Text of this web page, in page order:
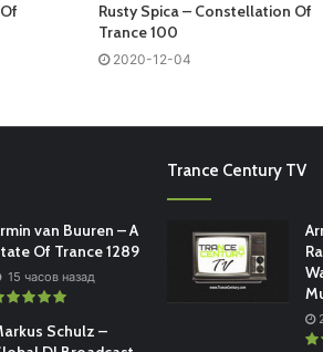
Rusty Spica – Constellation Of
Trance 100
2020-12-04
van Buuren – A
Of Trance 1289
15 часов назад
Schulz –
Trance Century TV